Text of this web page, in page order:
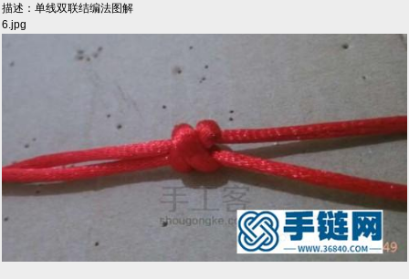
描述：单线双联结编法图解
6.jpg